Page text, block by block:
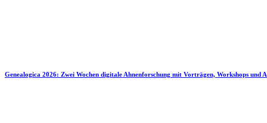
Genealogica 2026: Zwei Wochen digitale Ahnenforschung mit Vorträgen, Workshops und